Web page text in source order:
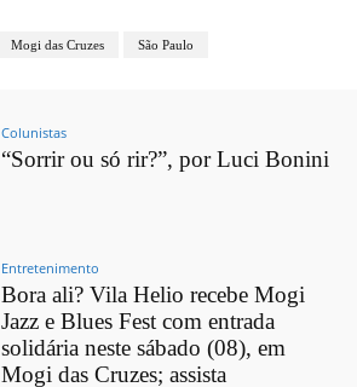
Mogi das Cruzes São Paulo
Colunistas
“Sorrir ou só rir?”, por Luci Bonini
Entretenimento
Bora ali? Vila Helio recebe Mogi
Jazz e Blues Fest com entrada
solidária neste sábado (08), em
Mogi das Cruzes; assista